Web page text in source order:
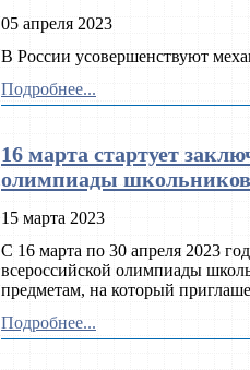
05 апреля 2023
В России усовершенствуют
Подробнее...
16 марта стартует
олимпиады школьников
15 марта 2023
С 16 марта по 30 апреля 2023
всероссийской олимпиады
предметам, на который
Подробнее...